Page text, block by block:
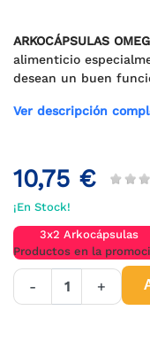
ARKOCÁPSULAS
alimenticio
desean un buen
Ver descripción
10,75 €
¡En Stock!
3x2 Arkocápsulas
Productos en la
- +